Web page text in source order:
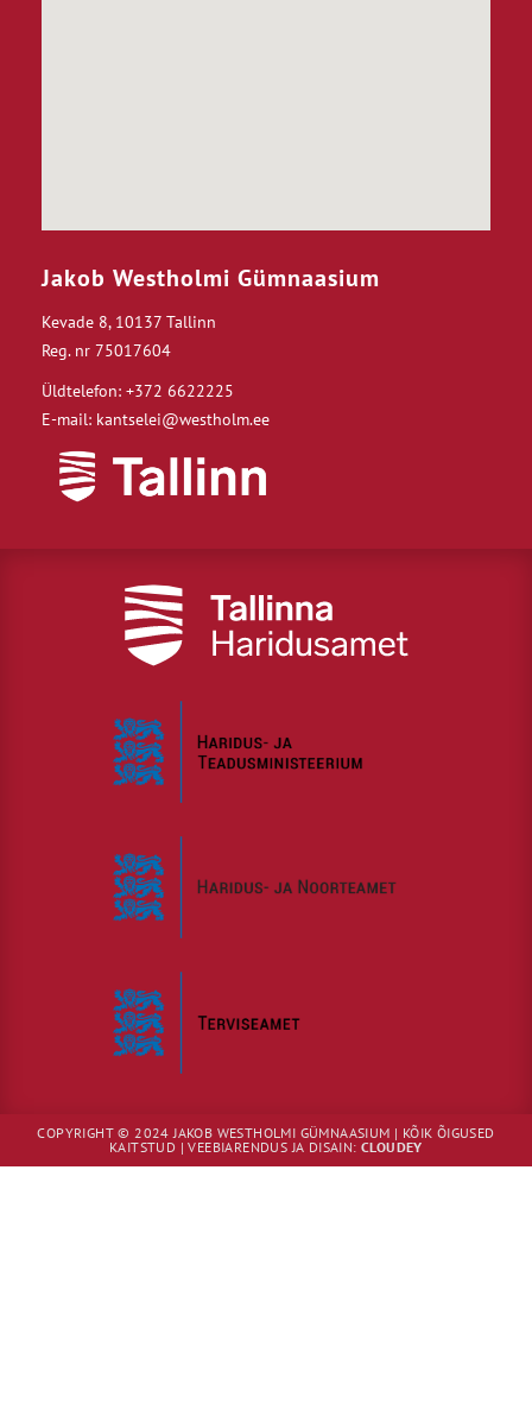
Jakob Westholmi Gümnaasium
Kevade 8, 10137 Tallinn
Reg. nr 75017604
Üldtelefon: +372 6622225
E-mail: kantselei@westholm.ee
COPYRIGHT © 2024 JAKOB WESTHOLMI GÜMNAASIUM | KÕIK ÕIGUSED
KAITSTUD | VEEBIARENDUS JA DISAIN:CLOUDEY